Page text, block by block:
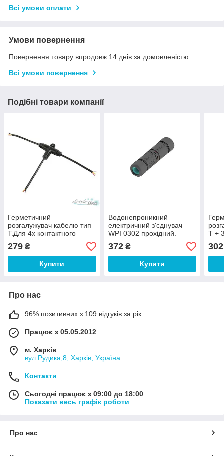
Всі умови оплати
Умови повернення
Повернення товару впродовж 14 днів за домовленістю
Всі умови повернення
Подібні товари компанії
Герметичний
розгалужувач кабелю тип
Т.Для 4х контактного
279 ₴
Купити
Водонепроникний
електричний з'єднувач
WPI 0302 прохідний.
Водостійкий сполучник IP-
68.
372₴
Купити
Т +
302
Про нас
96% позитивних з 109 відгуків за рік
Працює з 05.05.2012
м. Харків
вул.Рудика,8, Харків, Україна
Контакти
Сьогодні працює з 09:00 до 18:00
Показати весь графік роботи
Про нас